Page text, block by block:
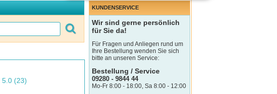
5.0 (23)
KUNDENSERVICE
Wir sind gerne persönlich
für Sie da!
Für Fragen und Anliegen rund um
Ihre Bestellung wenden Sie sich
bitte an unseren Service:
Bestellung / Service
09280 - 9844 44
Mo-Fr 8:00 - 18:00, Sa 8:00 - 12:00